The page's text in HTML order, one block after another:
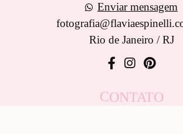
Enviar mensagem
Rio de Janeiro / RJ
CONTATO